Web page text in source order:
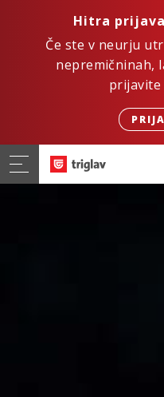
Hitra
Če ste v neurju
nepremičninah,
prijavite